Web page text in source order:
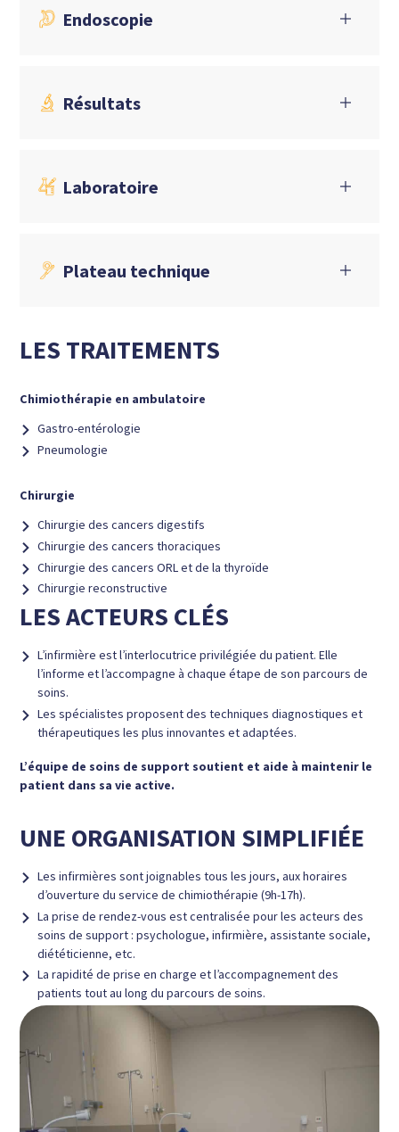
Endoscopie
Résultats
Laboratoire
Plateau technique
LES TRAITEMENTS
Chimiothérapie en ambulatoire
Gastro-entérologie
Pneumologie
Chirurgie
Chirurgie des cancers digestifs
Chirurgie des cancers thoraciques
Chirurgie des cancers ORL et de la thyroïde
Chirurgie reconstructive
LES ACTEURS CLÉS
L’infirmière est l’interlocutriceprivilégiéedu patient. Elle
l’informe et l’accompagne à chaque étape de son parcours de
soins.
Les spécialistes proposent destechniques diagnostiques et
thérapeutiques les plus innovantes et adaptées.
L’équipe de soins de support soutient et aide à maintenir le
patient dans sa vie active.
UNE ORGANISATION SIMPLIFIÉE
Lesinfirmières sont joignables tous les jours,aux horaires
d’ouverture du service de chimiothérapie (9h-17h).
Laprise de rendez-vous est centralisée pour les acteurs des
soins de support : psychologue, infirmière, assistante sociale,
diététicienne, etc.
Larapidité de prise en charge et l’accompagnement des
patients tout au long du parcours de soins.